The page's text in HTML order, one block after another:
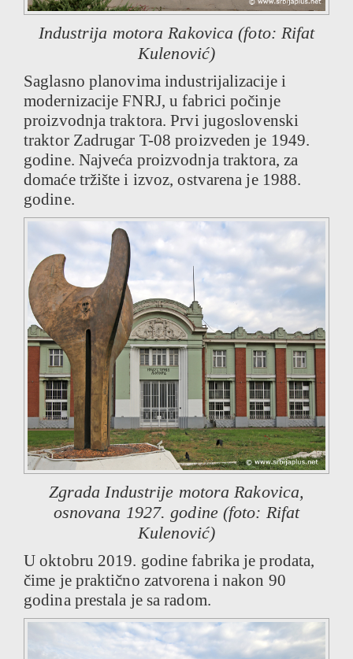
Industrija motora Rakovica (foto: Rifat
Kulenović)
Saglasno planovima industrijalizacije i
modernizacije FNRJ, u fabrici počinje
proizvodnja traktora. Prvi jugoslovenski
traktor Zadrugar T-08 proizveden je 1949.
godine. Najveća proizvodnja traktora, za
domaće tržište i izvoz, ostvarena je 1988.
godine.
Zgrada Industrije motora Rakovica,
osnovana 1927. godine (foto: Rifat
Kulenović)
U oktobru 2019. godine fabrika je prodata,
čime je praktično zatvorena i nakon 90
godina prestala je sa radom.